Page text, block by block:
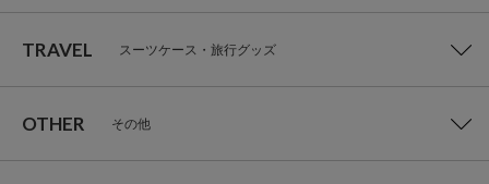
TRAVEL スーツケース・旅行グッズ
OTHER その他